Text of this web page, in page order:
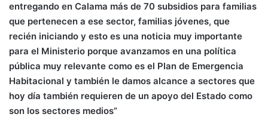
entregando en Calama más de 70 subsidios para familias
que pertenecen a ese sector, familias jóvenes, que
recién iniciando y esto es una noticia muy importante
para el Ministerio porque avanzamos en una política
pública muy relevante como es el Plan de Emergencia
Habitacional y también le damos alcance a sectores que
hoy día también requieren de un apoyo del Estado como
son los sectores medios”